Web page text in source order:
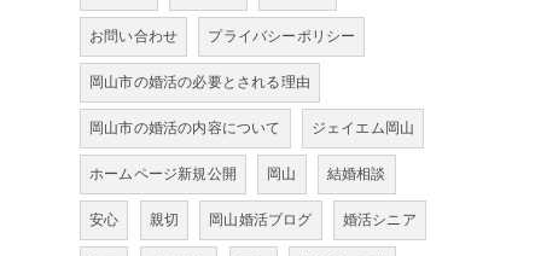
お問い合わせ プライバシーポリシー
岡山市の婚活の必要とされる理由
岡山市の婚活の内容について ジェイエム岡山
ホームページ新規公開 岡山 結婚相談
安心 親切 岡山婚活ブログ 婚活シニア